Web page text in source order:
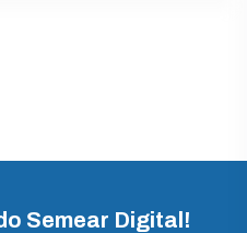
Semear Digital!